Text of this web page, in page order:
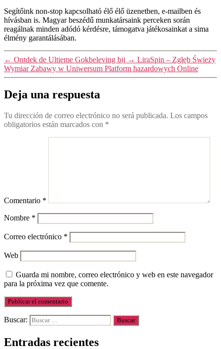
Segítőink non-stop kapcsolható élő élő üzenetben, e-mailben és
hívásban is. Magyar beszédű munkatársaink perceken során
reagálnak minden adódó kérdésre, támogatva játékosainkat a sima
élmény garantálásában.
← Ontdek de Ultieme Gokbeleving bij → LiraSpin – Zgłęb Świeży
Wymiar Zabawy w Uniwersum Platform hazardowych Online
Deja una respuesta
Tu dirección de correo electrónico no será publicada. Los campos
obligatorios están marcados con *
Comentario *
Nombre *
Correo electrónico *
Web
Guarda mi nombre, correo electrónico y web en este navegador
para la próxima vez que comente.
Buscar:
Entradas recientes